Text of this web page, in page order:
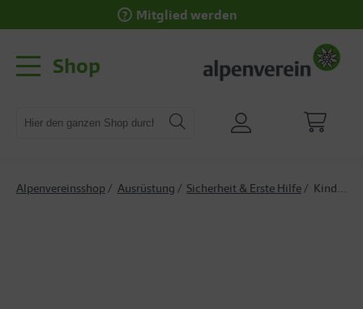
Mitglied werden
Shop
Alpenvereinsshop Ausrüstung Sicherheit & Erste Hilfe Kinderklappmesser